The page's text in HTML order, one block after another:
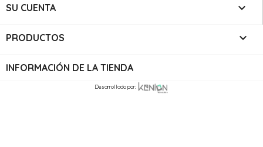
SU CUENTA 
PRODUCTOS 
INFORMACIÓN DE LA TIENDA
Desarrollado por: